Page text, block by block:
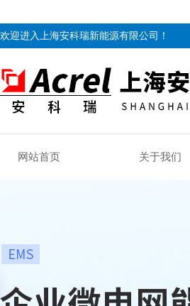
欢迎进入上海安科瑞新能源有限公司！
网站首页 关于我们